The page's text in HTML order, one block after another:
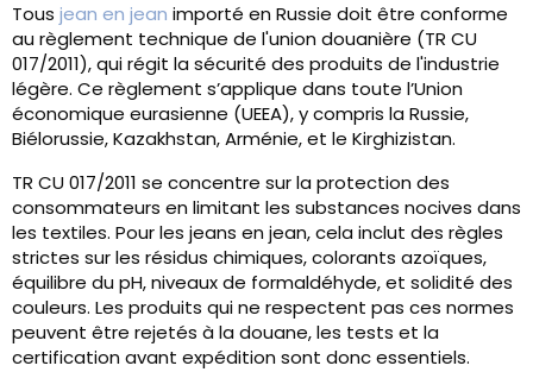
Tous jean en jean importé en Russie doit être conforme
au règlement technique de l'union douanière (TR CU
017/2011), qui régit la sécurité des produits de l'industrie
légère. Ce règlement s’applique dans toute l’Union
économique eurasienne (UEEA), y compris la Russie,
Biélorussie, Kazakhstan, Arménie, et le Kirghizistan.
TR CU 017/2011 se concentre sur la protection des
consommateurs en limitant les substances nocives dans
les textiles. Pour les jeans en jean, cela inclut des règles
strictes sur les résidus chimiques, colorants azoïques,
équilibre du pH, niveaux de formaldéhyde, et solidité des
couleurs. Les produits qui ne respectent pas ces normes
peuvent être rejetés à la douane, les tests et la
certification avant expédition sont donc essentiels.